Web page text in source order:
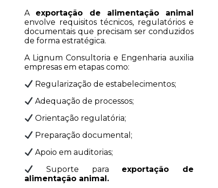
A exportação de alimentação animal
envolve requisitos técnicos, regulatórios e
documentais que precisam ser conduzidos
de forma estratégica.
A Lignum Consultoria e Engenharia auxilia
empresas em etapas como:
Regularização de estabelecimentos;
Adequação de processos;
Orientação regulatória;
Preparação documental;
Apoio em auditorias;
Suporte para exportação de
alimentação animal.